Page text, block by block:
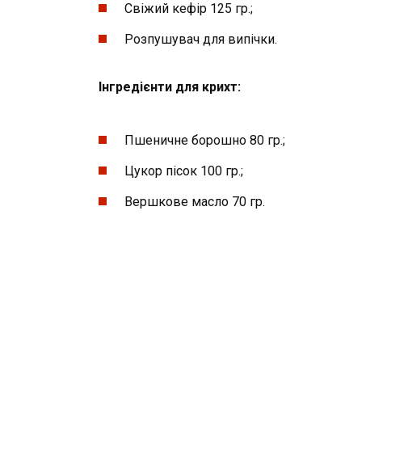
Свіжий кефір 125 гр.;
Розпушувач для випічки.
Інгредієнти для крихт:
Пшеничне борошно 80 гр.;
Цукор пісок 100 гр.;
Вершкове масло 70 гр.